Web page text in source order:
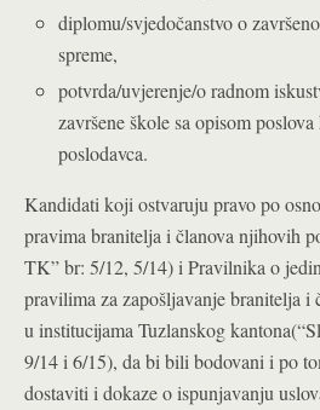
diplomu/svjedočanstvo o
spreme,
potvrda/uvjerenje/o radnom
završene škole sa opisom
poslodavca.
Kandidati koji ostvaruju pravo po
pravima branitelja i članova njihovih
TK” br: 5/12, 5/14) i Pravilnika o
pravilima za zapošljavanje branitelja
u institucijama Tuzlanskog
9/14 i 6/15), da bi bili bodovani i po
dostaviti i dokaze o ispunjavanju